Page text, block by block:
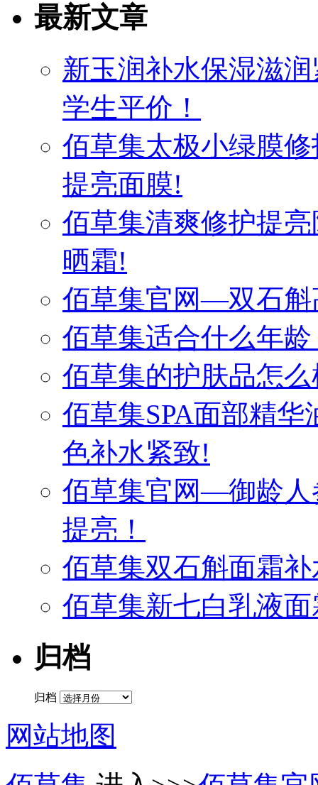
最新文章
新玉润补水保湿滋
学生平价！
佰草集太极小绿膜
提亮面膜!
佰草集清爽修护提
晒霜!
佰草集官网—双石斛
佰草集适合什么年龄
佰草集的护肤品怎
佰草集SPA面部精
色补水紧致!
佰草集官网—御龄人
提亮！
佰草集双石斛面霜
佰草集新七白乳液
归档
归档
网站地图